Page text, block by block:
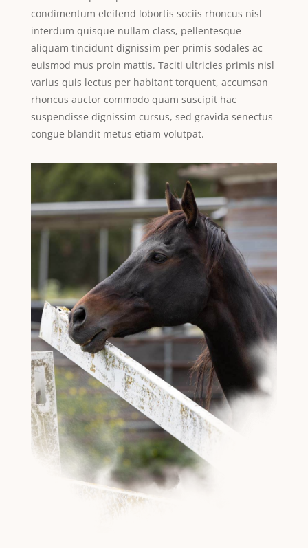
condimentum eleifend lobortis sociis rhoncus nisl
interdum quisque nullam class, pellentesque
aliquam tincidunt dignissim per primis sodales ac
euismod mus proin mattis. Taciti ultricies primis nisl
varius quis lectus per habitant torquent, accumsan
rhoncus auctor commodo quam suscipit hac
suspendisse dignissim cursus, sed gravida senectus
congue blandit metus etiam volutpat.